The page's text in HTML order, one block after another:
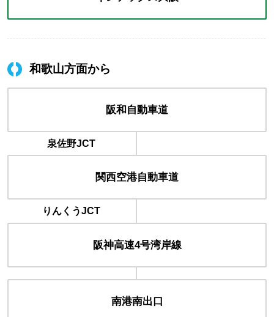
和歌山方面から
阪和自動車道
泉佐野JCT
関西空港自動車道
りんくうJCT
阪神高速4号湾岸線
南港南出口